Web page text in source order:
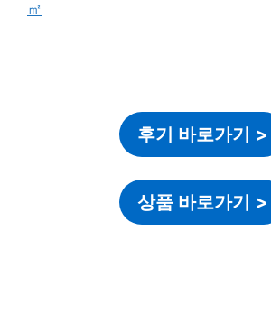
후기 바로가기 >
상품 바로가기 >